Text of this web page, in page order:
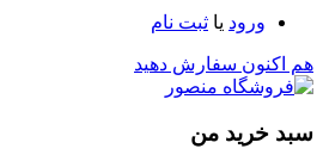
ورود یا ثبت نام
هم اکنون سفارش دهید
سبد خرید من